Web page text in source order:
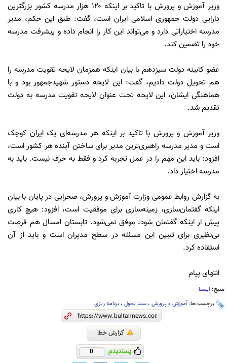
وزیر آموزش و پرورش با تاکید بر اینکه‌ ۱۲۰ هزار مدرسه کشور بزرگترین
دارایی دولت جمهوری اسلامی ایران است، گفت: طبق این حکم، مدیر
مدرسه اختیاراتی دارد و می‌تواند این کار را انجام داده و پیشرفت مدرسه
خود را ‌تضمین کند.
عضو کابینه دولت سیزدهم با بیان اینکه همزمان لایحه تقویت مدرسه را
هم تحویل دولت دادیم، گفت: این لایحه دستور ‌شهیدجمهور بود و با
هماهنگی ایشان، ‌این لایحه ‌تحت عنوان لایحه تقویت مدرسه به دولت
تقدیم شد.
وزیر آموزش و پرورش ‌با تاکید بر اینکه ‌هر مدرسه‌ای یک ایران کوچک
است و مدیر مدرسه راهبری‌ترین مدیر برای ساختن آینده هر کشور است،
افزود: ‌باید این مهم را در عمل ‌تجربه کرد و فقط به حرف نیست. باید به
مدرسه اختیار داد.
به گزارش روابط عمومی وزارت آموزش و پرورش، صحرایی در پایان با بیان
اینکه گفتمان‌سازی، زمینه‌سازی برای موفقیت است، افزود: هیچ کاری
پیش از اینکه گفتمان شود، موفق نمی‌شود. ‌تابستان امسال هم فرصت
بی‌نظیری برای تبیین این مسئله در سطح مدیران است و باید از آن
استفاده کرد.
انتهای پیام
منبع: ایسنا
برچسب ها:آموزش و پرورش ، سند تحول ، برنامه ریزی
گزارش خطا
پسندیدم 0